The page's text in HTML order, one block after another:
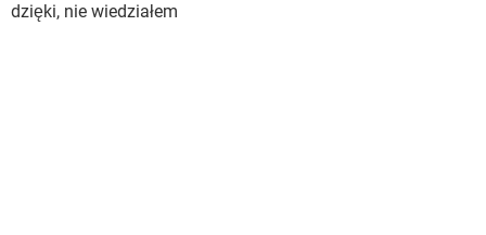
dzięki, nie wiedziałem